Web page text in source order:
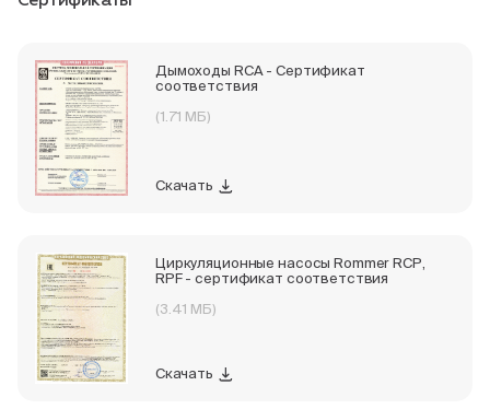
Пн-Пт, 9:00—18:00 +7 800 700 74 63
Дымоходы RCA - Сертификат
соответствия
(1.71 МБ)
Скачать
Циркуляционные насосы Rommer RCP,
RPF - сертификат соответствия
(3.41 МБ)
Скачать